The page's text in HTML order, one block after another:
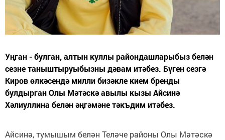
Уңган - булган, алтын куллы райондашларыбыз белән
сезне таныштыруыбызны дәвам итәбез. Бүген сезгә
Киров өлкәсендә милли бизәкле кием бренды
булдырган Олы Мәтәскә авылы кызы Айсинә
Хәлиуллина белән әңгәмәне тәкъдим итәбез.
Айсинә, тумышым белән Теләче районы Олы Мәтәскә